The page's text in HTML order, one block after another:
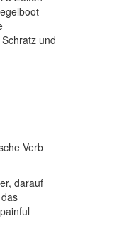
und
Verb
darauf